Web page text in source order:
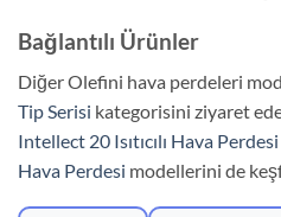
Bağlantılı Ürünler
Diğer Olefini hava perdeleri
Tip Serisi kategorisini ziyaret
Intellect 20 Isıtıcılı Hava Perdesi
Hava Perdesi modellerini de